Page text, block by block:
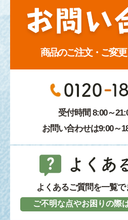
商品のご注文・ご変
受付時間 8:00～
お問い合わせは9:00～
よくあるご質問を一覧
ご不明な点やお困りの際